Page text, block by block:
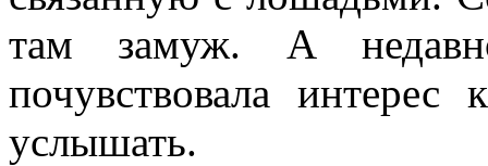
там замуж. А
почувствовала
услышать.